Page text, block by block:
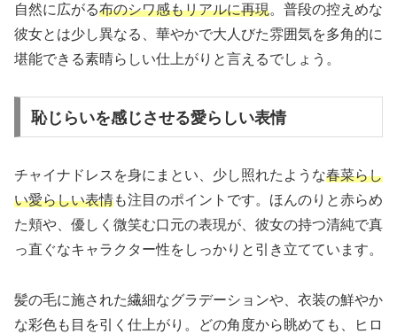
自然に広がる布のシワ感もリアルに再現。普段の控えめな
彼女とは少し異なる、華やかで大人びた雰囲気を多角的に
堪能できる素晴らしい仕上がりと言えるでしょう。
恥じらいを感じさせる愛らしい表情
チャイナドレスを身にまとい、少し照れたような春菜らし
い愛らしい表情も注目のポイントです。ほんのりと赤らめ
た頬や、優しく微笑む口元の表現が、彼女の持つ清純で真
っ直ぐなキャラクター性をしっかりと引き立てています。
髪の毛に施された繊細なグラデーションや、衣装の鮮やか
な彩色も目を引く仕上がり。どの角度から眺めても、ヒロ